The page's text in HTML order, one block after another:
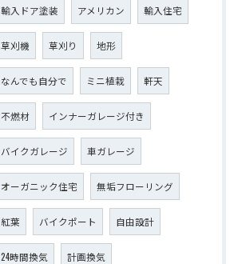
輸入ドア塗装 アメリカン 輸入住宅
草刈機 草刈り 地形
なんでも自分で ミニ植栽 軒天
不燃材 インナーガレージ付き
バイクガレージ 車ガレージ
オーガニック住宅 無垢フローリング
紅葉 バイクポート 自由設計
24時間換気 計画換気